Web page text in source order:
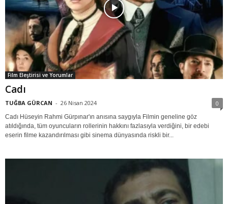
Film Eleştirisi ve Yorumlar
Cadı
TUĞBA GÜRCAN - 26 Nisan 2024 0
Cadı Hüseyin Rahmi Gürpınar'ın anısına saygıyla Filmin geneline göz
atıldığında, tüm oyuncuların rollerinin hakkını fazlasıyla verdiğini, bir edebi
eserin filme kazandırılması gibi sinema dünyasında riskli bir...